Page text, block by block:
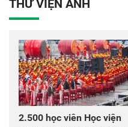
THƯ VIỆN ẢNH
2.500 học viên Học viện